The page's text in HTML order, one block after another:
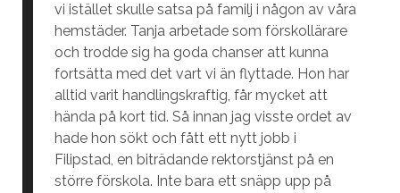
vi istället skulle satsa på familj i någon av våra
hemstäder. Tanja arbetade som förskollärare
och trodde sig ha goda chanser att kunna
fortsätta med det vart vi än flyttade. Hon har
alltid varit handlingskraftig, får mycket att
hända på kort tid. Så innan jag visste ordet av
hade hon sökt och fått ett nytt jobb i
Filipstad, en biträdande rektorstjänst på en
större förskola. Inte bara ett snäpp upp på